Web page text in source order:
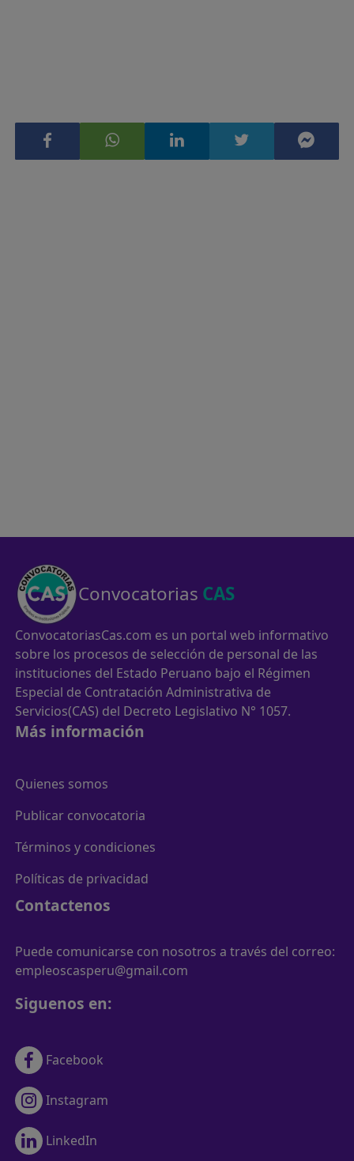
Convocatorias CAS
ConvocatoriasCas.com es un portal web informativo
sobre los procesos de selección de personal de las
instituciones del Estado Peruano bajo el Régimen
Especial de Contratación Administrativa de
Servicios(CAS) del Decreto Legislativo N° 1057.
Más información
Quienes somos
Publicar convocatoria
Términos y condiciones
Políticas de privacidad
Contactenos
Puede comunicarse con nosotros a través del correo:
empleoscasperu@gmail.com
Siguenos en:
Facebook
Instagram
LinkedIn